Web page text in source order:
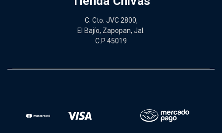
C. Cto. JVC 2800,
El Bajío, Zapopan, Jal.
C.P 45019